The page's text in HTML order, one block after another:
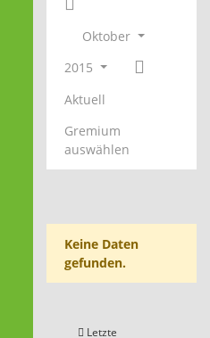
Oktober
2015
Aktuell
Gremium
auswählen
Keine Daten
gefunden.
Letzte